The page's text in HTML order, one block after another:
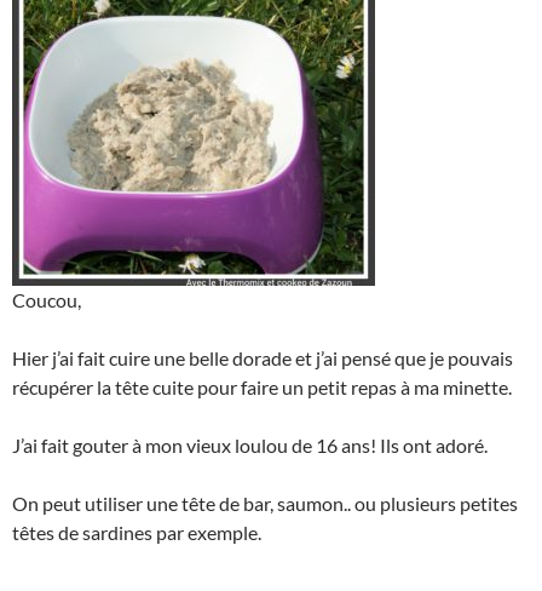
Coucou,
Hier j’ai fait cuire une belle dorade et j’ai pensé que je pouvais
récupérer la tête cuite pour faire un petit repas à ma minette.
J’ai fait gouter à mon vieux loulou de 16 ans! Ils ont adoré.
On peut utiliser une tête de bar, saumon.. ou plusieurs petites
têtes de sardines par exemple.